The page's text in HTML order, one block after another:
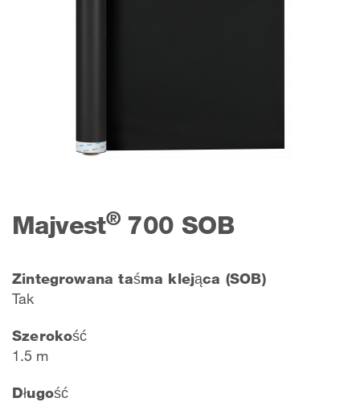
Majvest®700 SOB
Zintegrowana taśma klejąca (SOB)
Tak
Szerokość
1.5 m
Długość